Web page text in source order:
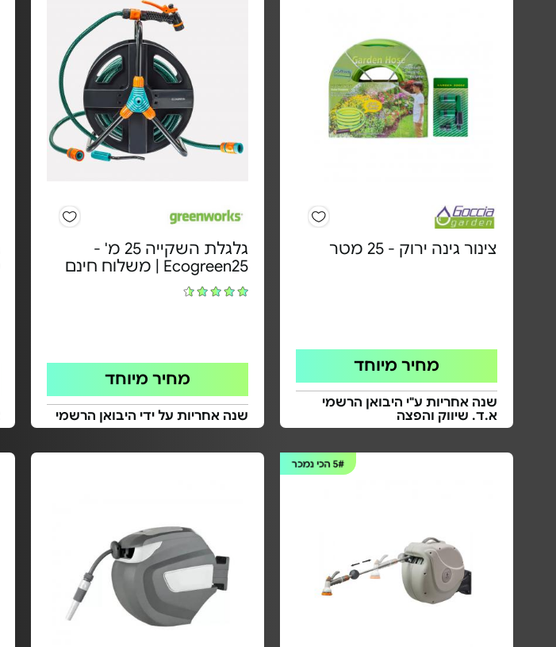
צינור גינה ירוק - 25 מטר
מחיר מיוחד
שנה אחריות ע"י היבואן הרשמי
א.ד. שיווק והפצה
גלגלת השקייה 25 מ' -
Ecogreen25 | משלוח חינם
מחיר מיוחד
שנה אחריות על ידי היבואן הרשמי
5#הכי נמכר